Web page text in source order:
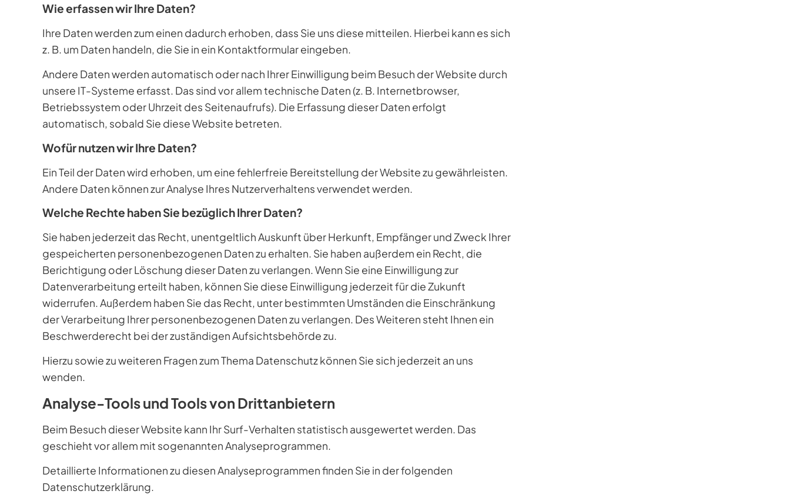
Wie erfassen wir Ihre Daten?
Ihre Daten werden zum einen dadurch erhoben, dass Sie uns diese mitteilen. Hierbei kann es sich
z. B. um Daten handeln, die Sie in ein Kontaktformular eingeben.
Andere Daten werden automatisch oder nach Ihrer Einwilligung beim Besuch der Website durch
unsere IT-Systeme erfasst. Das sind vor allem technische Daten (z. B. Internetbrowser,
Betriebssystem oder Uhrzeit des Seitenaufrufs). Die Erfassung dieser Daten erfolgt
automatisch, sobald Sie diese Website betreten.
Wofür nutzen wir Ihre Daten?
Ein Teil der Daten wird erhoben, um eine fehlerfreie Bereitstellung der Website zu gewährleisten.
Andere Daten können zur Analyse Ihres Nutzerverhaltens verwendet werden.
Welche Rechte haben Sie bezüglich Ihrer Daten?
Sie haben jederzeit das Recht, unentgeltlich Auskunft über Herkunft, Empfänger und Zweck Ihrer
gespeicherten personenbezogenen Daten zu erhalten. Sie haben außerdem ein Recht, die
Berichtigung oder Löschung dieser Daten zu verlangen. Wenn Sie eine Einwilligung zur
Datenverarbeitung erteilt haben, können Sie diese Einwilligung jederzeit für die Zukunft
widerrufen. Außerdem haben Sie das Recht, unter bestimmten Umständen die Einschränkung
der Verarbeitung Ihrer personenbezogenen Daten zu verlangen. Des Weiteren steht Ihnen ein
Beschwerderecht bei der zuständigen Aufsichtsbehörde zu.
Hierzu sowie zu weiteren Fragen zum Thema Datenschutz können Sie sich jederzeit an uns
wenden.
Analyse-Tools und Tools von Dritt­anbietern
Beim Besuch dieser Website kann Ihr Surf-Verhalten statistisch ausgewertet werden. Das
geschieht vor allem mit sogenannten Analyseprogrammen.
Detaillierte Informationen zu diesen Analyseprogrammen finden Sie in der folgenden
Datenschutzerklärung.